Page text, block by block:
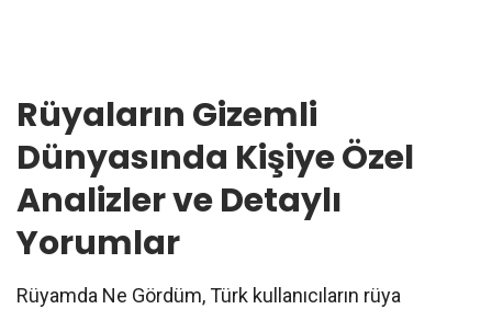
Rüyaların Gizemli
Dünyasında Kişiye Özel
Analizler ve Detaylı
Yorumlar
Rüyamda Ne Gördüm, Türk kullanıcıların rüya